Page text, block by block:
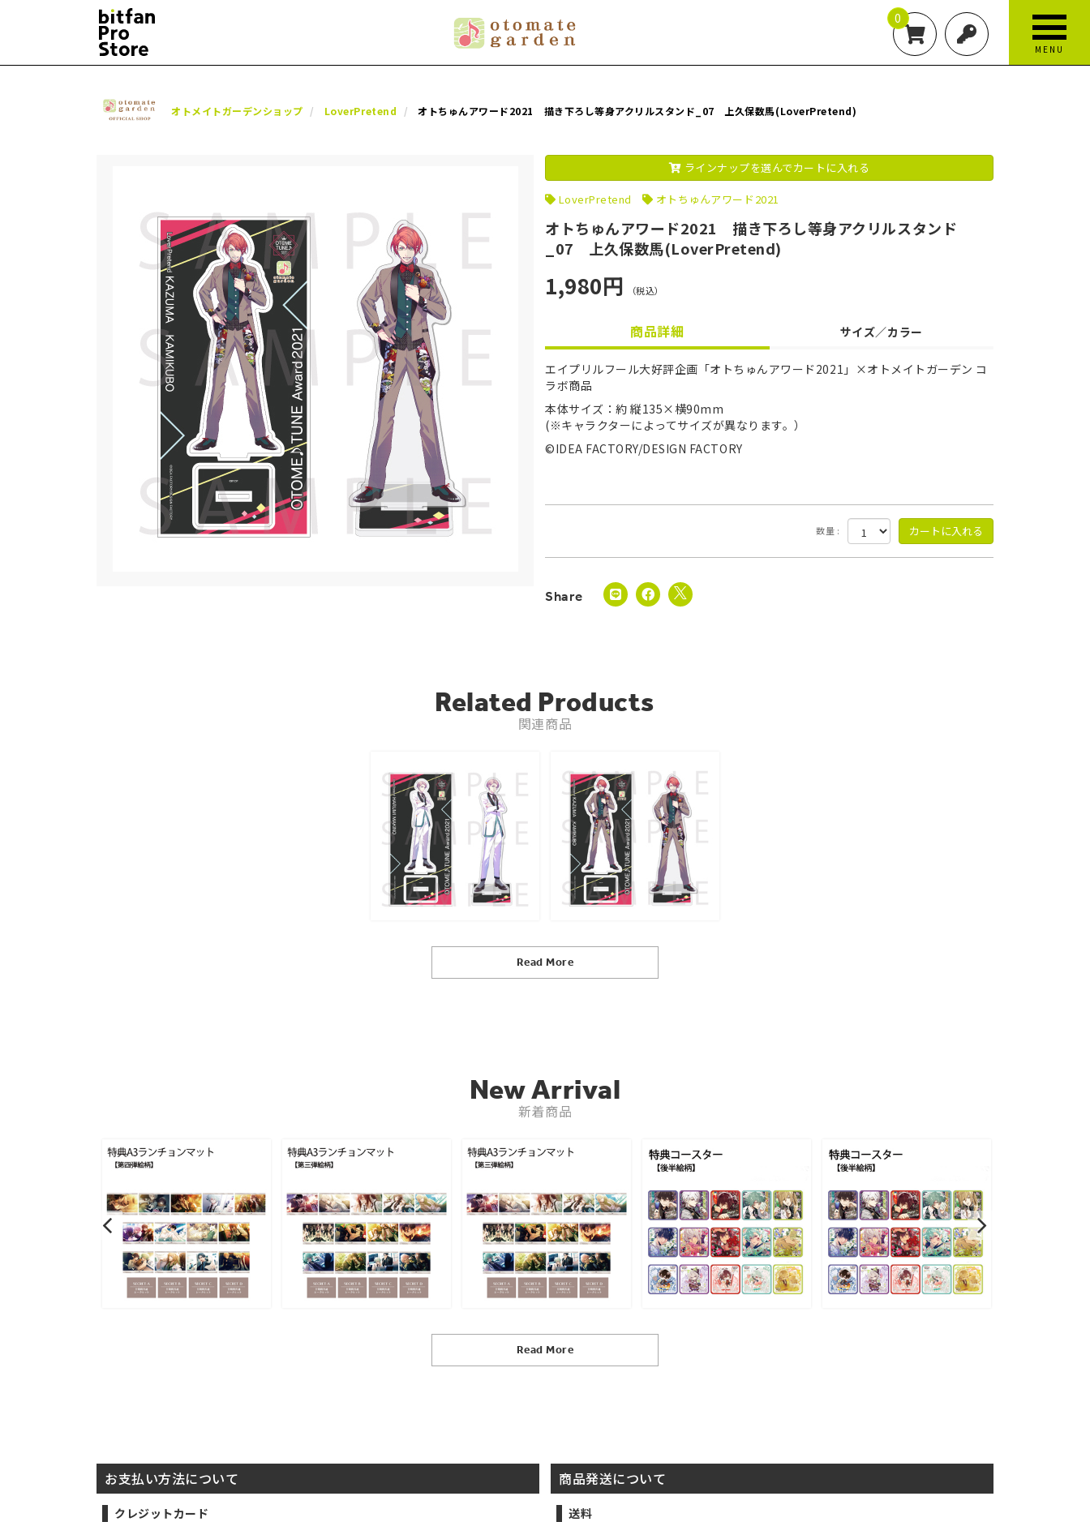
0
MENU
オトメイトガーデンショップ LoverPretend オトちゅんアワード2021 描き下ろし等身アクリルスタンド_07 上久保数馬(LoverPretend)
ラインナップを選んでカートに入れる
LoverPretend オトちゅんアワード2021
オトちゅんアワード2021 描き下ろし等身アクリルスタンド
_07 上久保数馬(LoverPretend)
1,980円 （税込）
商品詳細 サイズ／カラー
エイプリルフール大好評企画「オトちゅんアワード2021」×オトメイトガーデン コ
ラボ商品
本体サイズ：約 縦135×横90mm
(※キャラクターによってサイズが異なります。）
©IDEA FACTORY/DESIGN FACTORY
数量 :
Related Products
関連商品
Read More
New Arrival
新着商品
Read More
お支払い方法について
クレジットカード
商品発送について
送料